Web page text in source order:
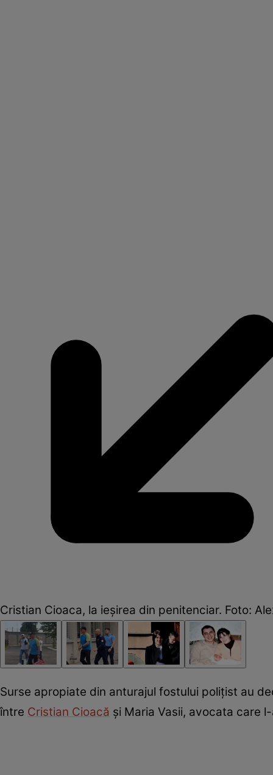
Cristian Cioaca, la ieșirea din penitenciar. Foto:
Surse apropiate din anturajul fostului polițist au
între Cristian Cioacă și Maria Vasii, avocata care